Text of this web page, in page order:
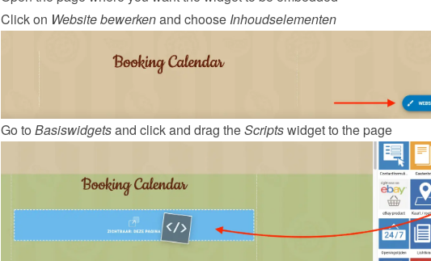
Click on Website bewerken and choose Inhoudselementen
Go to Basiswidgets and click and drag the Scripts widget to the page